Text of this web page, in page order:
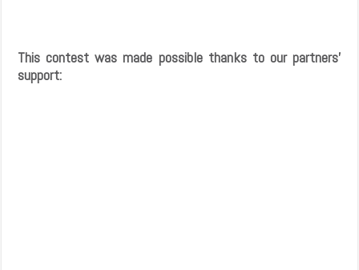
This contest was made possible thanks to our partners'
support: